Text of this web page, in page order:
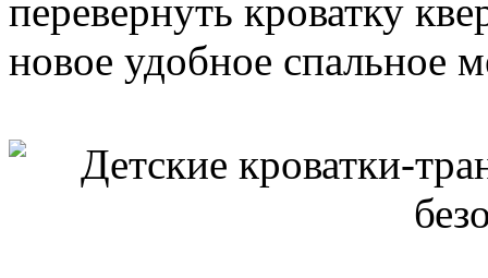
перевернуть кроватку
новое удобное спальное